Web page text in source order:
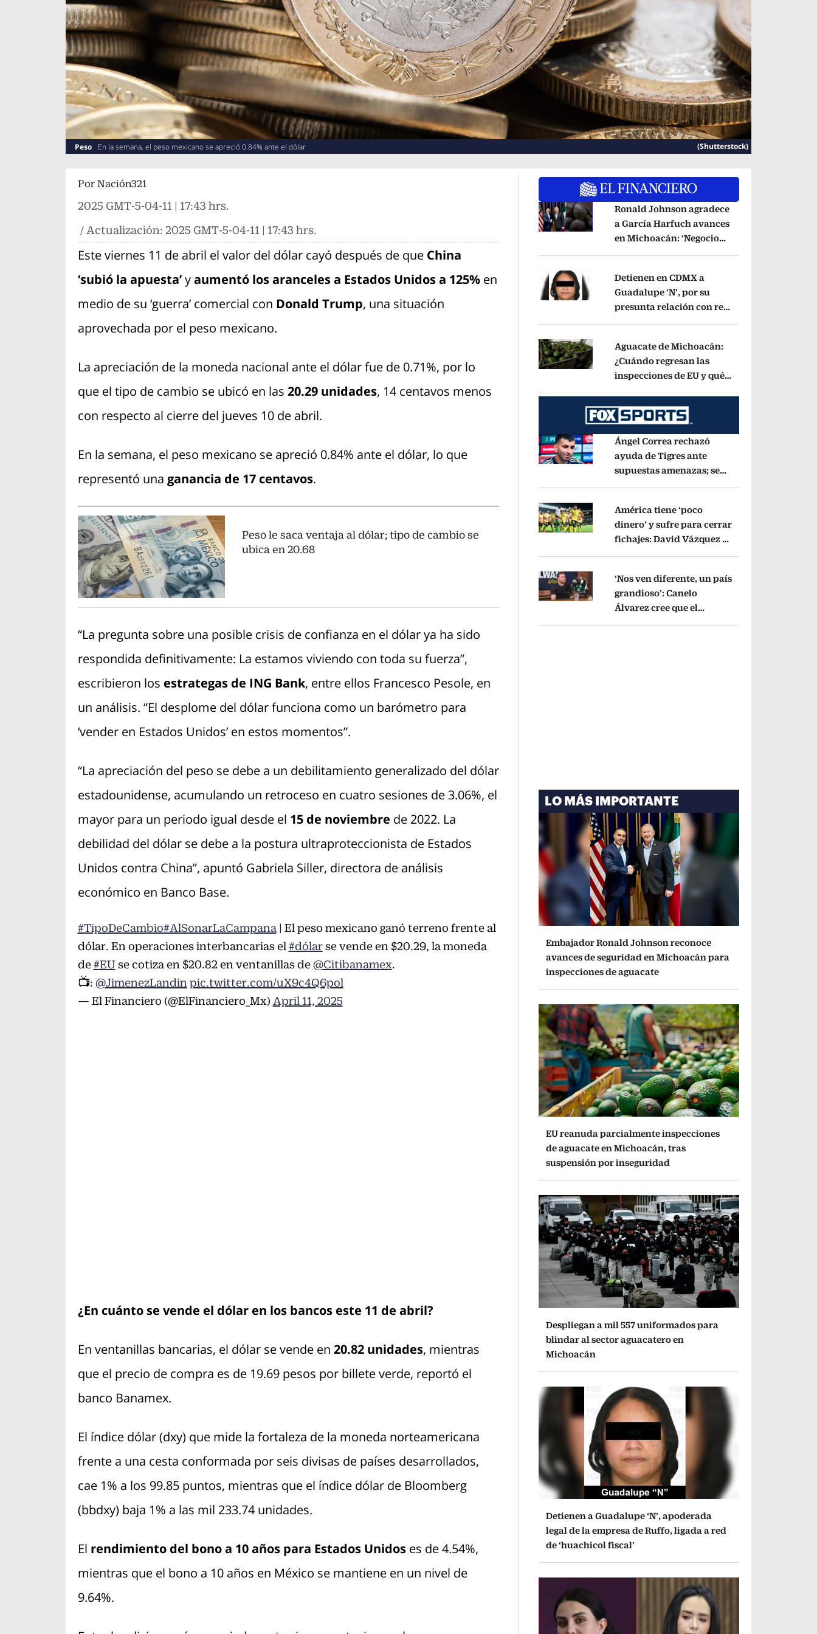
Peso En la semana, el peso mexicano se apreció 0.84% ante el dólar (Shutterstock)
Por Nación321
2025 GMT-5-04-11 | 17:43 hrs.
/ Actualización: 2025 GMT-5-04-11 | 17:43 hrs.
Este viernes 11 de abril el valor del dólar cayó después de que China
‘subió la apuesta’yaumentó los aranceles a Estados Unidos a 125%en
medio de su ‘guerra’ comercial con Donald Trump, una situación
aprovechada por el peso mexicano.
La apreciación de la moneda nacional ante el dólar fue de 0.71%, por lo
que el tipo de cambio se ubicó en las 20.29 unidades, 14 centavos menos
con respecto al cierre del jueves 10 de abril.
En la semana, el peso mexicano se apreció 0.84% ante el dólar, lo que
representó una ganancia de 17 centavos.
Peso le saca ventaja al dólar; tipo de cambio se
ubica en 20.68
“La pregunta sobre una posible crisis de confianza en el dólar ya ha sido
respondida definitivamente: La estamos viviendo con toda su fuerza”,
escribieron los estrategas de ING Bank, entre ellos Francesco Pesole, en
un análisis. “El desplome del dólar funciona como un barómetro para
‘vender en Estados Unidos’ en estos momentos”.
“La apreciación del peso se debe a un debilitamiento generalizado del dólar
estadounidense, acumulando un retroceso en cuatro sesiones de 3.06%, el
mayor para un periodo igual desde el 15 de noviembre de 2022. La
debilidad del dólar se debe a la postura ultraproteccionista de Estados
Unidos contra China”, apuntó Gabriela Siller, directora de análisis
económico en Banco Base.
#TipoDeCambio#AlSonarLaCampana | El peso mexicano ganó terreno frente al
dólar. En operaciones interbancarias el #dólarse vende en $20.29, la moneda
de#EUse cotiza en $20.82 en ventanillas de@Citibanamex.
📺: @JimenezLandin pic.twitter.com/uX9c4Q6pol
— El Financiero (@ElFinanciero_Mx) April 11, 2025
¿En cuánto se vende el dólar en los bancos este 11 de abril?
En ventanillas bancarias, el dólar se vende en 20.82 unidades, mientras
que el precio de compra es de 19.69 pesos por billete verde, reportó el
banco Banamex.
El índice dólar (dxy) que mide la fortaleza de la moneda norteamericana
frente a una cesta conformada por seis divisas de países desarrollados,
cae 1% a los 99.85 puntos, mientras que el índice dólar de Bloomberg
(bbdxy) baja 1% a las mil 233.74 unidades.
El rendimiento del bono a 10 años para Estados Unidoses de 4.54%,
mientras que el bono a 10 años en México se mantiene en un nivel de
9.64%.
Opens in new window
Ronald Johnson agradece
a García Harfuch avances
en Michoacán: ‘Negocio
Opens in new window
Detienen en CDMX a
Guadalupe ‘N’, por su
presunta relación con red
Opens in new window
Aguacate de Michoacán:
¿Cuándo regresan las
inspecciones de EU y qué
incluidos?Opens in new window
Opens in new window
Ángel Correa rechazó
ayuda de Tigres ante
supuestas amenazas; se
Opens in new window
América tiene ‘poco
dinero’ y sufre para cerrar
fichajes: David Vázquez se
Opens in new window
‘Nos ven diferente, un país
grandioso’: Canelo
Álvarez cree que el
LO MÁS IMPORTANTE
Embajador Ronald Johnson reconoce
avances de seguridad en Michoacán para
inspecciones de aguacate
EU reanuda parcialmente inspecciones
de aguacate en Michoacán, tras
suspensión por inseguridad
Despliegan a mil 557 uniformados para
blindar al sector aguacatero en
Michoacán
Detienen a Guadalupe ‘N’, apoderada
legal de la empresa de Ruffo, ligada a red
de ‘huachicol fiscal’